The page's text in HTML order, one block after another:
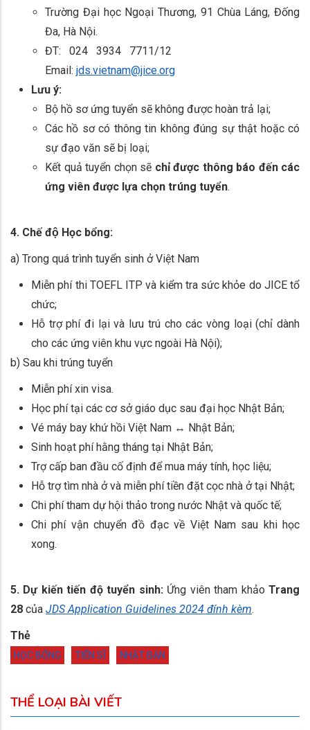
Trường Đại học Ngoại Thương, 91 Chùa Láng, Đống
Đa, Hà Nội.
ĐT: 024 3934 7711/12
Email: jds.vietnam@jice.org
Lưu ý:
Bộ hồ sơ ứng tuyển sẽ không được hoàn trả lại;
Các hồ sơ có thông tin không đúng sự thật hoặc có
sự đạo văn sẽ bị loại;
Kết quả tuyển chọn sẽ chỉ được thông báo đến các
ứng viên được lựa chọn trúng tuyển.
4. Chế độ Học bổng:
a) Trong quá trình tuyển sinh ở Việt Nam
Miễn phí thi TOEFL ITP và kiểm tra sức khỏe do JICE tổ
chức;
Hỗ trợ phí đi lại và lưu trú cho các vòng loại (chỉ dành
cho các ứng viên khu vực ngoài Hà Nội);
b) Sau khi trúng tuyển
Miễn phí xin visa.
Học phí tại các cơ sở giáo dục sau đại học Nhật Bản;
Vé máy bay khứ hồi Việt Nam ↔ Nhật Bản;
Sinh hoạt phí hằng tháng tại Nhật Bản;
Trợ cấp ban đầu cố định để mua máy tính, học liệu;
Hỗ trợ tìm nhà ở và miễn phí tiền đặt cọc nhà ở tại Nhật;
Chi phí tham dự hội thảo trong nước Nhật và quốc tế;
Chi phí vận chuyển đồ đạc về Việt Nam sau khi học
xong.
5. Dự kiến tiến độ tuyển sinh: Ứng viên tham khảoTrang
28 của JDS Application Guidelines 2024 đính kèm.
Thẻ
HỌC BỔNG TIẾN SĨ NHẬT BẢN
THỂ LOẠI BÀI VIẾT